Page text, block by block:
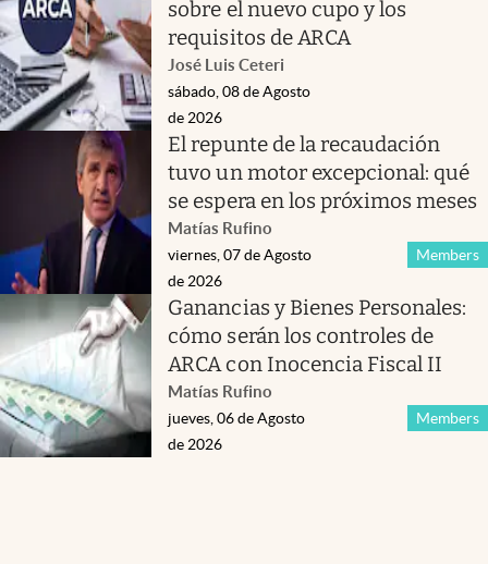
sobre el nuevo cupo y los
requisitos de ARCA
José Luis Ceteri
sábado, 08 de Agosto
de 2026
El repunte de la recaudación
tuvo un motor excepcional: qué
se espera en los próximos meses
Matías Rufino
Members
viernes, 07 de Agosto
de 2026
Ganancias y Bienes Personales:
cómo serán los controles de
ARCA con Inocencia Fiscal II
Matías Rufino
Members
jueves, 06 de Agosto
de 2026